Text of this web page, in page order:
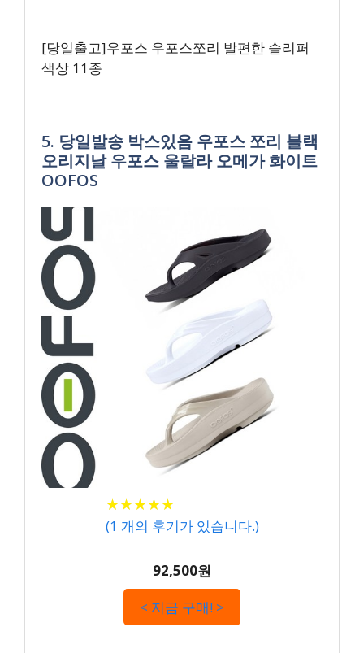
[당일출고]우포스 우포스쪼리 발편한 슬리퍼
색상 11종
5. 당일발송 박스있음 우포스 쪼리 블랙
오리지날 우포스 울랄라 오메가 화이트
OOFOS
★★★★★
★★★★★
(1 개의 후기가 있습니다.)
92,500원
< 지금 구매! >